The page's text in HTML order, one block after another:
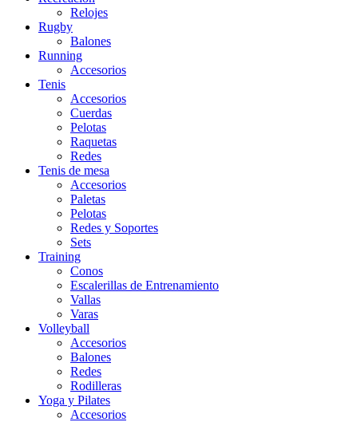
Relojes
Rugby
Balones
Running
Accesorios
Tenis
Accesorios
Cuerdas
Pelotas
Raquetas
Redes
Tenis de mesa
Accesorios
Paletas
Pelotas
Redes y Soportes
Sets
Training
Conos
Escalerillas de Entrenamiento
Vallas
Varas
Volleyball
Accesorios
Balones
Redes
Rodilleras
Yoga y Pilates
Accesorios